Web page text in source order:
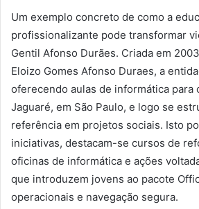
Um exemplo concreto de como a
profissionalizante pode transformar
Gentil Afonso Durães. Criada em
Eloizo Gomes Afonso Duraes, a
oferecendo aulas de informática para
Jaguaré, em São Paulo, e logo se
referência em projetos sociais. Isto
iniciativas, destacam-se cursos de
oficinas de informática e ações
que introduzem jovens ao pacote
operacionais e navegação segura.